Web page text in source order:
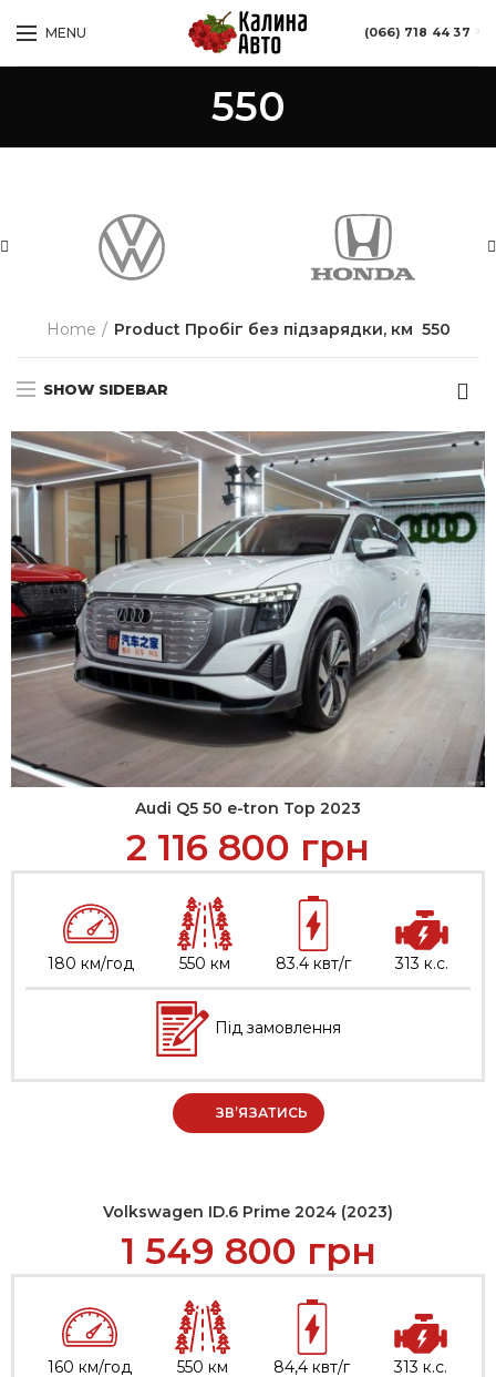
MENU (066) 718 44 37
550
Home Product Пробіг без підзарядки, км 550
SHOW SIDEBAR
Audi Q5 50 e-tron Top 2023
2 116 800 грн
180 км/год 550 км 83.4 квт/г 313 к.с.
Під замовлення
ЗВ’ЯЗАТИСЬ
Volkswagen ID.6 Prime 2024 (2023)
1 549 800 грн
160 км/год 550 км 84,4 квт/г 313 к.с.